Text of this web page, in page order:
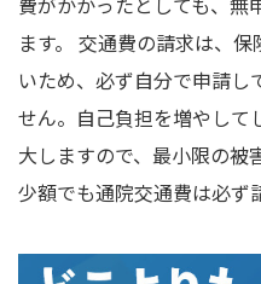
ます。 交通費の請求は、
いため、必ず自分で申請し
せん。自己負担を増やして
大しますので、最小限の被
少額でも通院交通費は必ず